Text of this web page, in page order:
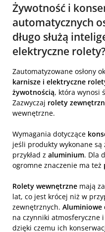
Żywotność i
automatycznych
długo służą
elektryczne rolety?
Zautomatyzowane osłony
karnisze i elektryczne
żywotnością, która wynosi
Zazwyczaj rolety
wewnętrzne.
Wymagania dotyczące
jeśli produkty wykonane są
przykład z aluminium. Dla
ogromne znaczenie ma też
Rolety wewnętrzne mają
lat, co jest krócej niż w
zewnętrznych. Aluminiowe
na czynniki atmosferyczne
dzięki czemu ich